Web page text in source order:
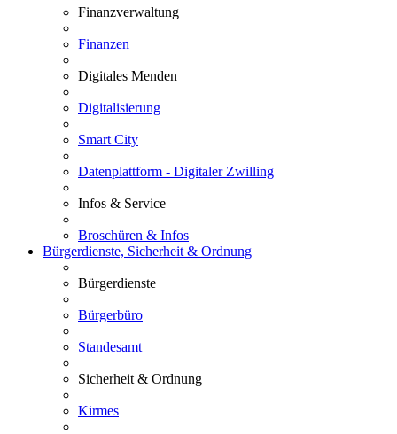
Finanzverwaltung
Finanzen
Digitales Menden
Digitalisierung
Smart City
Datenplattform - Digitaler Zwilling
Infos & Service
Broschüren & Infos
Bürgerdienste, Sicherheit & Ordnung
Bürgerdienste
Bürgerbüro
Standesamt
Sicherheit & Ordnung
Kirmes